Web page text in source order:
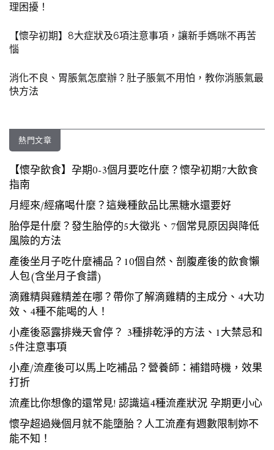
理困擾！
【懷孕初期】8大症狀及6項注意事項，讓新手媽咪不再苦
惱
消化不良、胃脹氣怎麼辦？肚子脹氣不用怕，教你消脹氣最
快方法
熱門文章
【懷孕飲食】孕期0-3個月要吃什麼？懷孕初期7大飲食
指南
月經來/經痛喝什麼？這幾種飲品比黑糖水還要好
胎停是什麼？發生胎停的5大徵兆、7個常見原因與降低
風險的方法
產後坐月子吃什麼補品？10個自然、剖腹產後的飲食懶
人包(含坐月子食譜)
滴雞精與雞精差在哪？帶你了解滴雞精的主成分、4大功
效、4種不能喝的人！
小產後惡露排幾天會停？ 3種排乾淨的方法、1大禁忌和
5件注意事項
小產/流產後可以馬上吃補品？營養師：補錯時機，效果
打折
流產比你想像的還常見! 認識這4種流產狀況 孕期更小心
懷孕超過幾個月就不能墮胎？人工流產有週數限制妳不
能不知！